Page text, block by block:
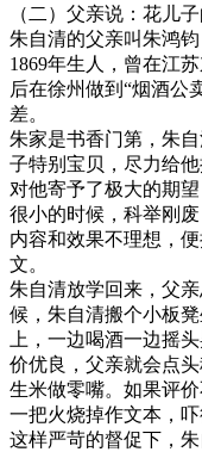
（二）父亲说：花儿
朱自清的父亲叫朱鸿
1869年生人，曾在江
后在徐州做到“烟酒公
差。
朱家是书香门第，朱
子特别宝贝，尽力给
对他寄予了极大的期
很小的时候，科举刚
内容和效果不理想，
文。
朱自清放学回来，父
候，朱自清搬个小板
上，一边喝酒一边摇
价优良，父亲就会点
生米做零嘴。如果评
一把火烧掉作文本，
这样严苛的督促下，